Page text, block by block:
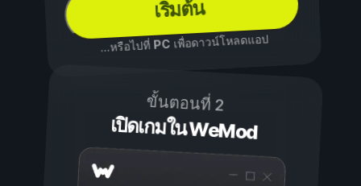
เริ่มต้น
...หรือไปที่ PCเพื่อดาวน์โหลดแอป
ขั้นตอนที่ 2
เปิดเกมใน WeMod